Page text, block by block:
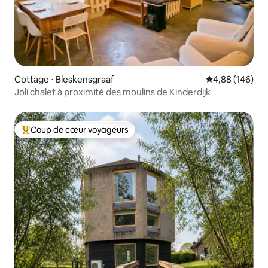
Cottage ⋅ Bleskensgraaf Évaluation
4,88 (146)
Joli chalet à proximité des moulins de Kinderdijk
Coups de cœur voyageurs les plus appréciés
Coup de cœur voyageurs